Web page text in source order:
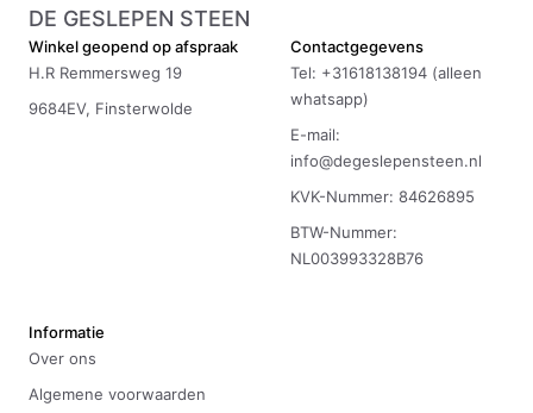
DE GESLEPEN STEEN
Winkel geopend op afspraak
H.R Remmersweg 19
9684EV, Finsterwolde
Contactgegevens
Tel: +31618138194 (alleen
whatsapp)
E-mail:
info@degeslepensteen.nl
KVK-Nummer: 84626895
BTW-Nummer:
NL003993328B76
Informatie
Over ons
Algemene voorwaarden